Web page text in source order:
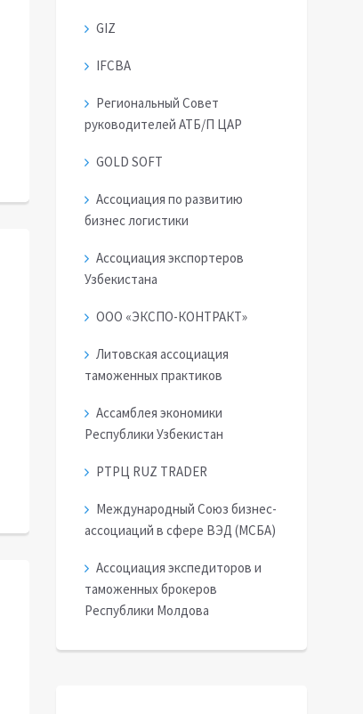
GIZ
IFCBA
Региональный Совет
руководителей АТБ/П ЦАР
GOLD SOFT
Ассоциация по развитию
бизнес логистики
Ассоциация экспортеров
Узбекистана
ООО «ЭКСПО-КОНТРАКТ»
Литовская ассоциация
таможенных практиков
Ассамблея экономики
Республики Узбекистан
РТРЦ RUZ TRADER
Международный Союз бизнес-
ассоциаций в сфере ВЭД (МСБА)
Ассоциация экспедиторов и
таможенных брокеров
Республики Молдова